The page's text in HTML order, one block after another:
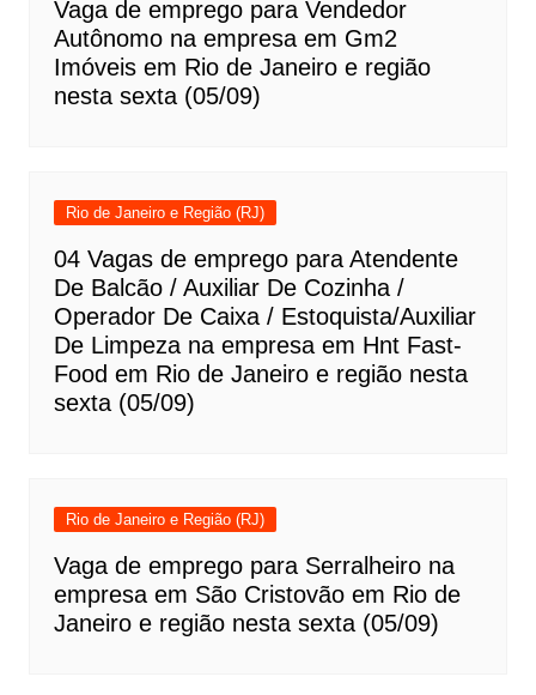
Vaga de emprego para Vendedor
Autônomo na empresa em Gm2
Imóveis em Rio de Janeiro e região
nesta sexta (05/09)
Rio de Janeiro e Região (RJ)
04 Vagas de emprego para Atendente
De Balcão / Auxiliar De Cozinha /
Operador De Caixa / Estoquista/Auxiliar
De Limpeza na empresa em Hnt Fast-
Food em Rio de Janeiro e região nesta
sexta (05/09)
Rio de Janeiro e Região (RJ)
Vaga de emprego para Serralheiro na
empresa em São Cristovão em Rio de
Janeiro e região nesta sexta (05/09)